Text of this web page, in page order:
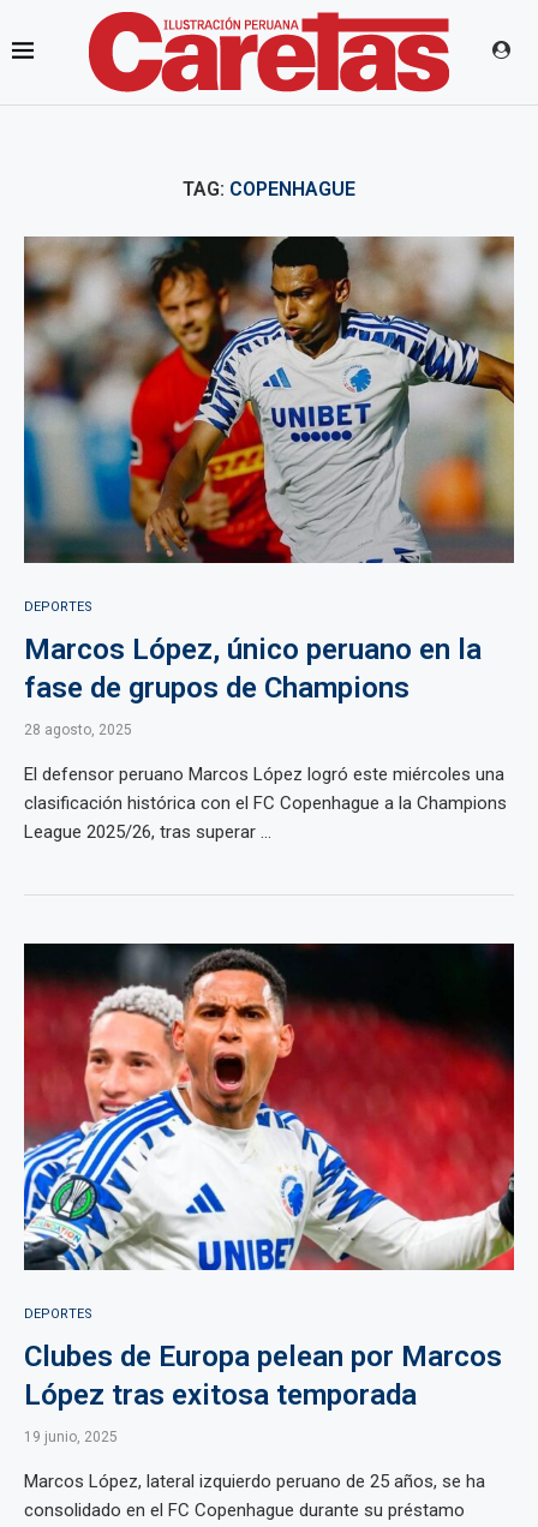
TAG: COPENHAGUE
DEPORTES
Marcos López, único peruano en la
fase de grupos de Champions
28 agosto, 2025
El defensor peruano Marcos López logró este miércoles una
clasificación histórica con el FC Copenhague a la Champions
League 2025/26, tras superar ...
DEPORTES
Clubes de Europa pelean por Marcos
López tras exitosa temporada
19 junio, 2025
Marcos López, lateral izquierdo peruano de 25 años, se ha
consolidado en el FC Copenhague durante su préstamo